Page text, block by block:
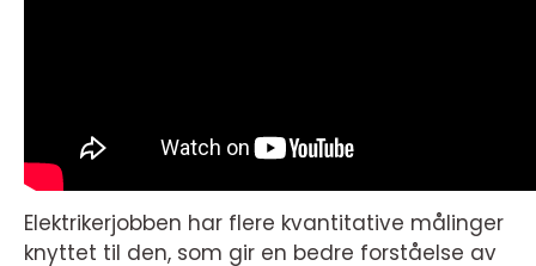
Elektrikerjobben har flere kvantitative målinger
knyttet til den, som gir en bedre forståelse av